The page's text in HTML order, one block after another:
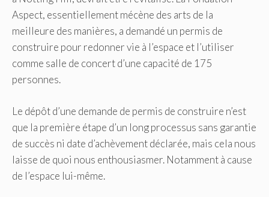
Aspect, essentiellement mécène des arts de la
meilleure des manières, a demandé un permis de
construire pour redonner vie à l’espace et l’utiliser
comme salle de concert d’une capacité de 175
personnes.
Le dépôt d’une demande de permis de construire n’est
que la première étape d’un long processus sans garantie
de succès ni date d’achèvement déclarée, mais cela nous
laisse de quoi nous enthousiasmer. Notamment à cause
de l’espace lui-même.